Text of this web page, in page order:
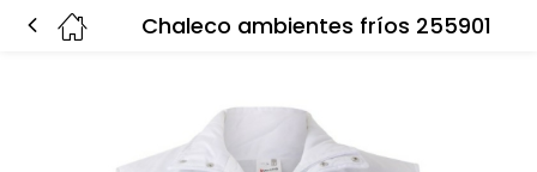
Chaleco ambientes fríos 255901